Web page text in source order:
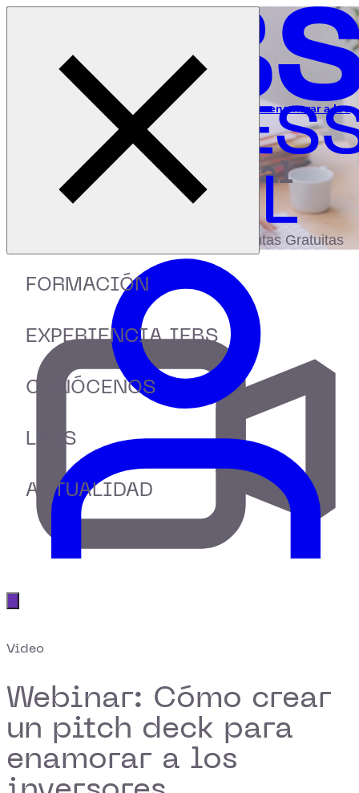
FORMACIÓN
EXPERIENCIA IEBS
CONÓCENOS
LABS
ACTUALIDAD
Inicio
Recursos
Webinar: Cómo crear un pitch deck para enamorar a los
bibliotecadigital
Accede a más de 150 Recursos, Guías,
eBooks,Plantillas, Estudios y Herramientas Gratuitas
Video
Webinar: Cómo crear
un pitch deck para
enamorar a los